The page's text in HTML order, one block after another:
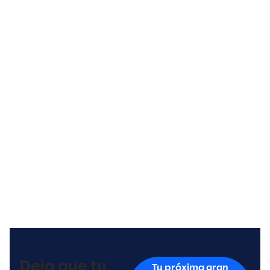
Tu próxima gran